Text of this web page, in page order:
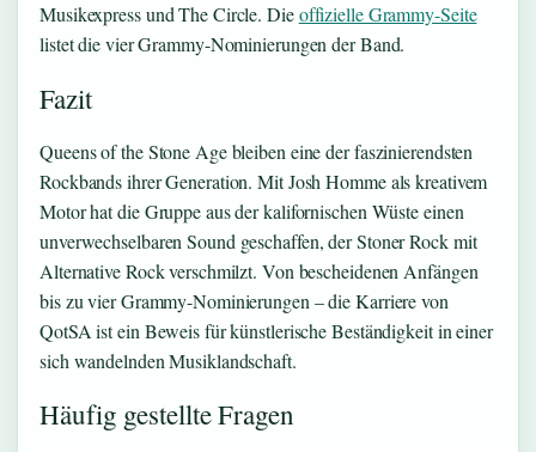
Musikexpress und The Circle. Dieoffizielle Grammy-Seite
listet die vier Grammy-Nominierungen der Band.
Fazit
Queens of the Stone Age bleiben eine der faszinierendsten
Rockbands ihrer Generation. Mit Josh Homme als kreativem
Motor hat die Gruppe aus der kalifornischen Wüste einen
unverwechselbaren Sound geschaffen, der Stoner Rock mit
Alternative Rock verschmilzt. Von bescheidenen Anfängen
bis zu vier Grammy-Nominierungen – die Karriere von
QotSA ist ein Beweis für künstlerische Beständigkeit in einer
sich wandelnden Musiklandschaft.
Häufig gestellte Fragen